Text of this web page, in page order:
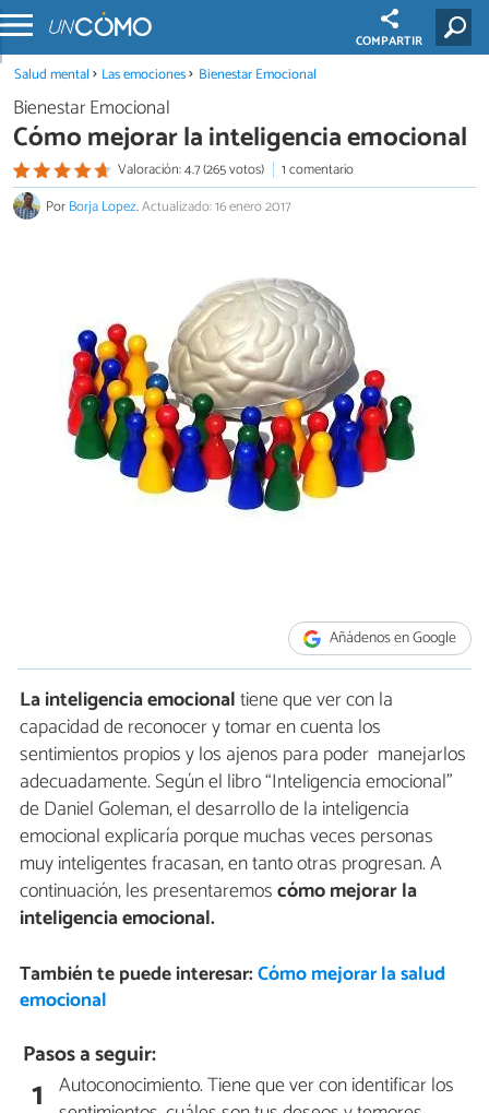
COMPARTIR
Salud mental Las emociones Bienestar Emocional
Bienestar Emocional
Cómo mejorar la inteligencia emocional
Valoración: 4.7 (265 votos)
1 comentario
PorBorja Lopez.Actualizado: 16 enero 2017
Añádenos en Google
La inteligencia emocionaltiene que ver con la
capacidad de reconocer y tomar en cuenta los
sentimientos propios y los ajenos para poder manejarlos
adecuadamente. Según el libro “Inteligencia emocional”
de Daniel Goleman, el desarrollo de la inteligencia
emocional explicaría porque muchas veces personas
muy inteligentes fracasan, en tanto otras progresan. A
continuación, les presentaremoscómo mejorar la
inteligencia emocional.
También te puede interesar:Cómo mejorar la salud
emocional
Pasos a seguir:
1 Autoconocimiento. Tiene que ver con identificar los